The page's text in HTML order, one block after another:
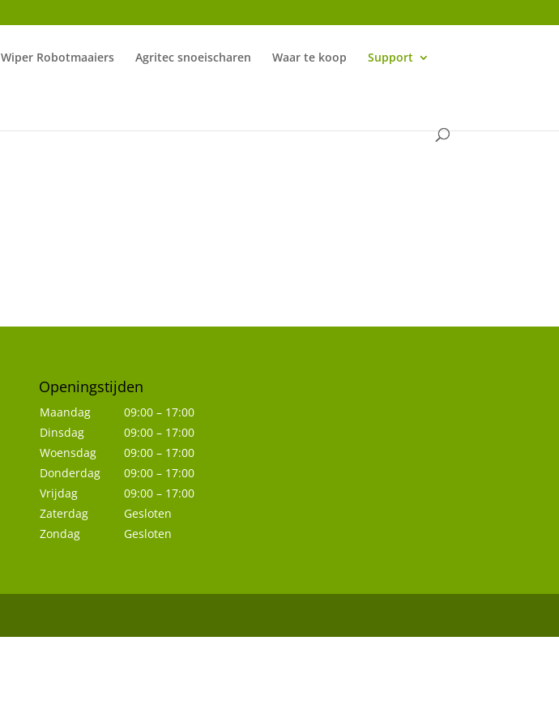
Wiper Robotmaaiers Agritec snoeischaren Waar te koop Support
Openingstijden
Maandag
09:00 – 17:00
Dinsdag
09:00 – 17:00
Woensdag
09:00 – 17:00
Donderdag
09:00 – 17:00
Vrijdag
09:00 – 17:00
Zaterdag
Gesloten
Zondag
Gesloten